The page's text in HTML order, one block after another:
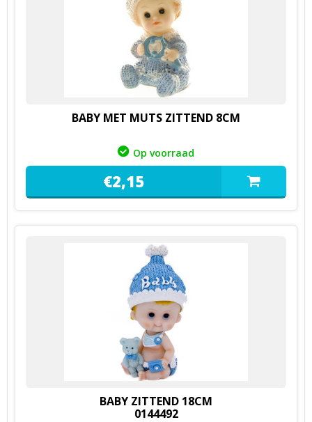
BABY MET MUTS ZITTEND 8CM
Op voorraad
€2,15
BABY ZITTEND 18CM
0144492